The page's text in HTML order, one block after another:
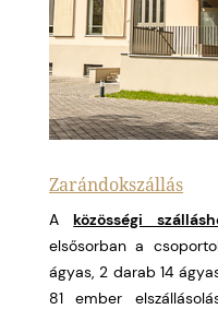
Zarándokszállás
Aközösségi
elsősorban a
ágyas, 2 darab 14
81 ember